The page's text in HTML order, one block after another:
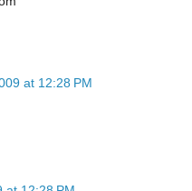
at 12:28 PM